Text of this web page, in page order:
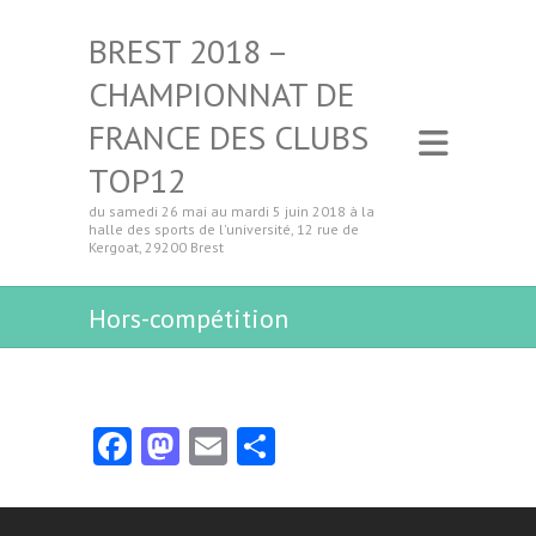
BREST 2018 –
CHAMPIONNAT DE
FRANCE DES CLUBS
TOP12
du samedi 26 mai au mardi 5 juin 2018 à la
halle des sports de l'université, 12 rue de
Kergoat, 29200 Brest
Hors-compétition
Fa
b
M
to
E
ai ag